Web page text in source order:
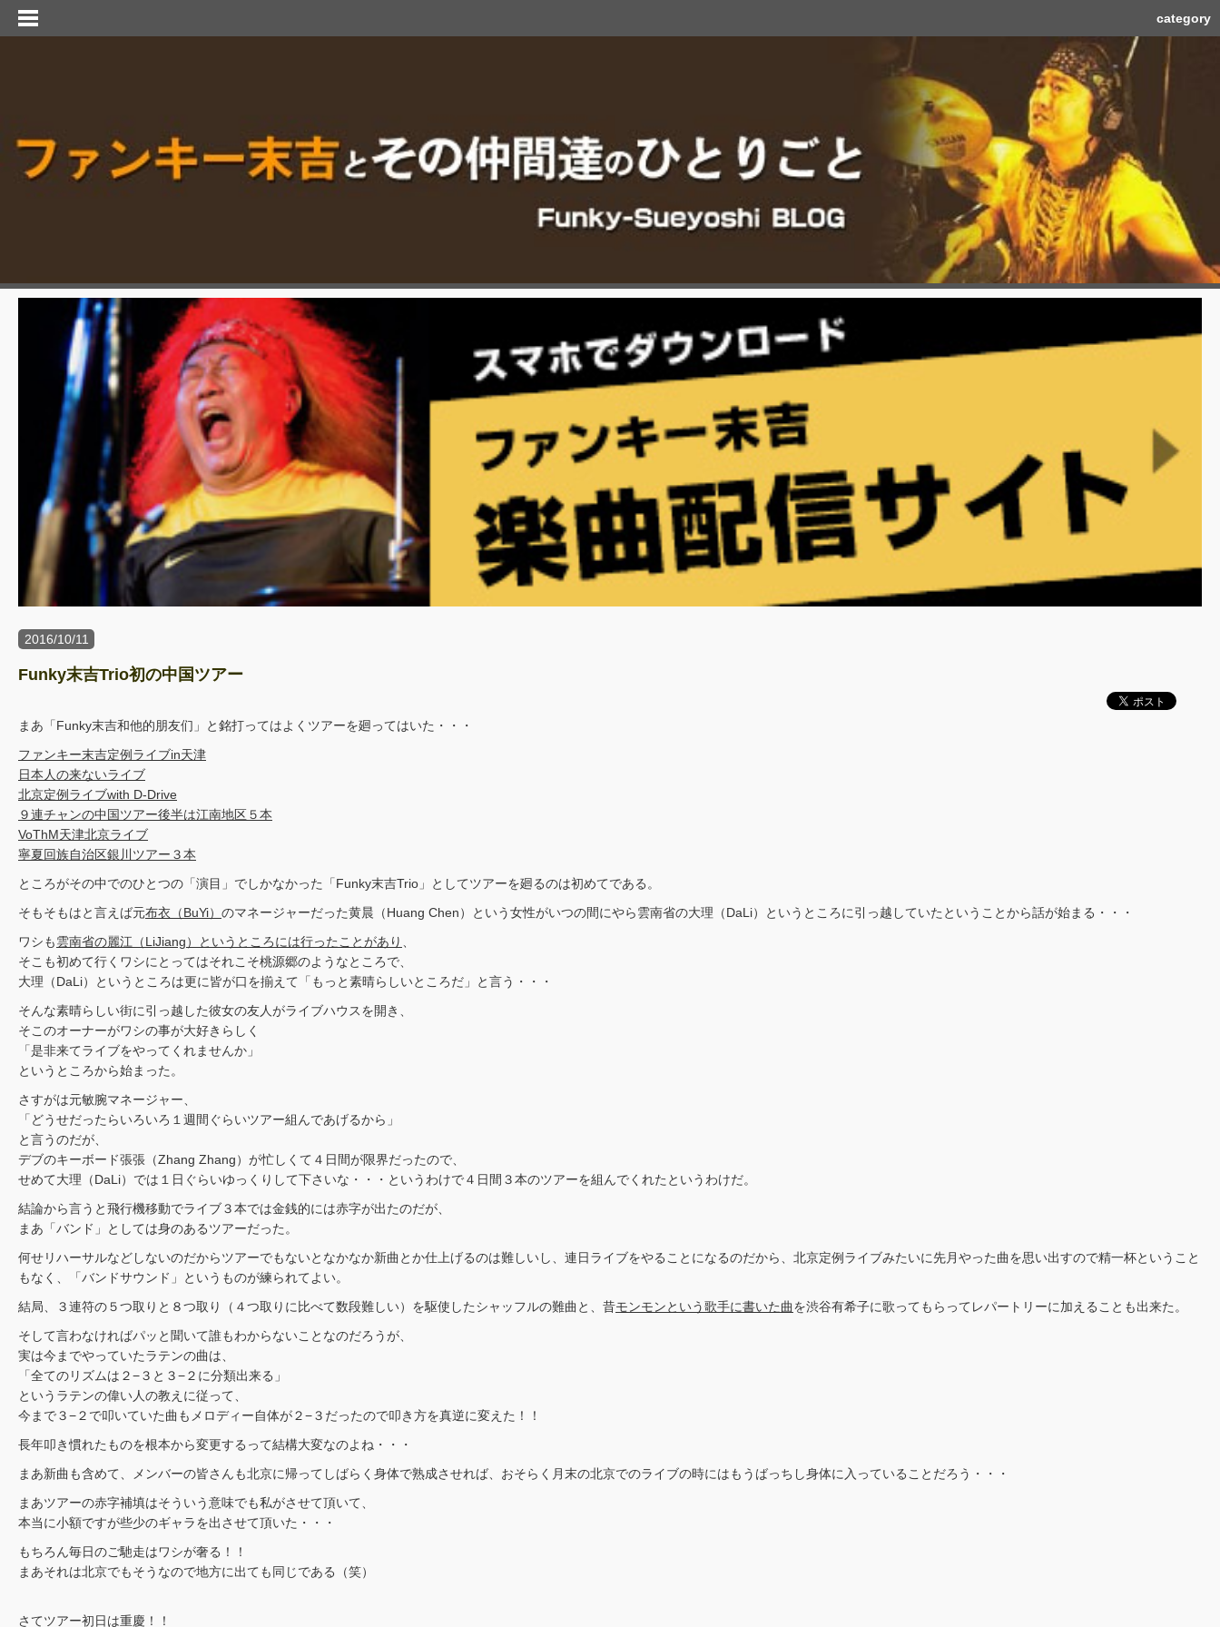
category
2016/10/11
Funky末吉Trio初の中国ツアー
まあ「Funky末吉和他的朋友们」と銘打ってはよくツアーを廻ってはいた・・・
ファンキー末吉定例ライブin天津
日本人の来ないライブ
北京定例ライブwith D-Drive
９連チャンの中国ツアー後半は江南地区５本
VoThM天津北京ライブ
寧夏回族自治区銀川ツアー３本
ところがその中でのひとつの「演目」でしかなかった「Funky末吉Trio」としてツアーを廻るのは初めてである。
そもそもはと言えば元布衣（BuYi） のマネージャーだった黄晨（Huang Chen）という女性がいつの間にやら雲南省の大理（DaLi）というところに引っ越していたということから話が始まる・・・
ワシも雲南省の麗江（LiJiang）というところには行ったことがあり
そこも初めて行くワシにとってはそれこそ桃源郷のようなところで、
大理（DaLi）というところは更に皆が口を揃えて「もっと素晴らしいところだ」と言う・・・
そんな素晴らしい街に引っ越した彼女の友人がライブハウスを開き、
そこのオーナーがワシの事が大好きらしく
「是非来てライブをやってくれませんか」
というところから始まった。
さすがは元敏腕マネージャー、
「どうせだったらいろいろ１週間ぐらいツアー組んであげるから」
と言うのだが、
デブのキーボード張張（Zhang Zhang）が忙しくて４日間が限界だったので、
せめて大理（DaLi）では１日ぐらいゆっくりして下さいな・・・というわけで４日間３本のツアーを組んでくれたというわけだ。
結論から言うと飛行機移動でライブ３本では金銭的には赤字が出たのだが、
まあ「バンド」としては身のあるツアーだった。
何せリハーサルなどしないのだからツアーでもないとなかなか新曲とか仕上げるのは難しいし、連日ライブをやることになるのだから、北京定例ライブみたいに先月やった曲を思い出すので精一杯ということ
もなく、「バンドサウンド」というものが練られてよい。
結局、３連符の５つ取りと８つ取り（４つ取りに比べて数段難しい）を駆使したシャッフルの難曲と、昔モンモンという歌手に書いた曲を渋谷有希子に歌ってもらってレパートリーに加えることも出来た。
そして言わなければパッと聞いて誰もわからないことなのだろうが、
実は今までやっていたラテンの曲は、
「全てのリズムは２−３と３−２に分類出来る」
というラテンの偉い人の教えに従って、
今まで３−２で叩いていた曲もメロディー自体が２−３だったので叩き方を真逆に変えた！！
長年叩き慣れたものを根本から変更するって結構大変なのよね・・・
まあ新曲も含めて、メンバーの皆さんも北京に帰ってしばらく身体で熟成させれば、おそらく月末の北京でのライブの時にはもうばっちし身体に入っていることだろう・・・
まあツアーの赤字補填はそういう意味でも私がさせて頂いて、
本当に小額ですが些少のギャラを出させて頂いた・・・
もちろん毎日のご馳走はワシが奢る！！
まあそれは北京でもそうなので地方に出ても同じである（笑）
さてツアー初日は重慶！！